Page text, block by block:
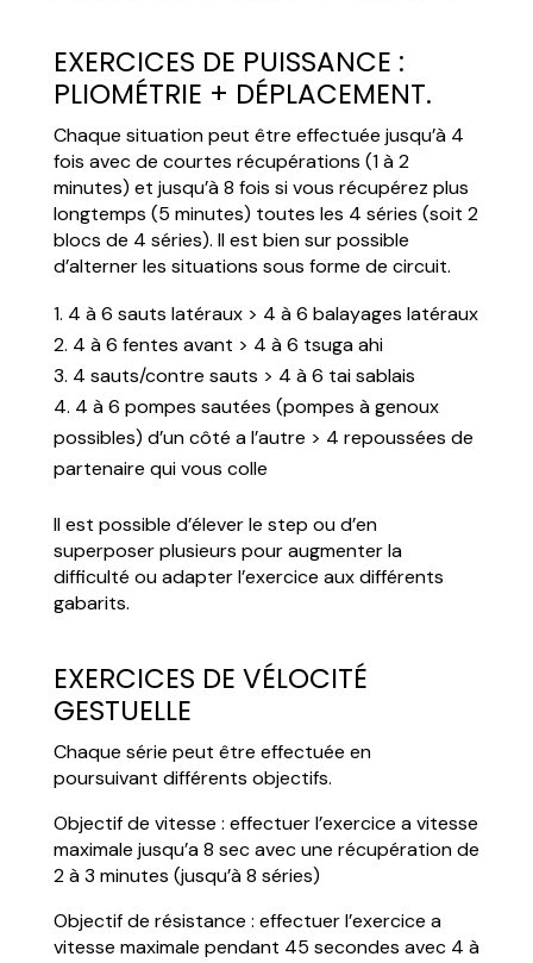
EXERCICES DE PUISSANCE :
PLIOMÉTRIE + DÉPLACEMENT.
Chaque situation peut être effectuée jusqu’à 4
fois avec de courtes récupérations (1 à 2
minutes) et jusqu’à 8 fois si vous récupérez plus
longtemps (5 minutes) toutes les 4 séries (soit 2
blocs de 4 séries). Il est bien sur possible
d’alterner les situations sous forme de circuit.
4 à 6 sauts latéraux > 4 à 6 balayages latéraux
4 à 6 fentes avant > 4 à 6 tsuga ahi
4 sauts/contre sauts > 4 à 6 tai sablais
4 à 6 pompes sautées (pompes à genoux
possibles) d’un côté a l’autre > 4 repoussées de
partenaire qui vous colle
Il est possible d’élever le step ou d’en
superposer plusieurs pour augmenter la
difficulté ou adapter l’exercice aux différents
gabarits.
EXERCICES DE VÉLOCITÉ
GESTUELLE
Chaque série peut être effectuée en
poursuivant différents objectifs.
Objectif de vitesse : effectuer l’exercice a vitesse
maximale jusqu’a 8 sec avec une récupération de
2 à 3 minutes (jusqu’à 8 séries)
Objectif de résistance : effectuer l’exercice a
vitesse maximale pendant 45 secondes avec 4 à